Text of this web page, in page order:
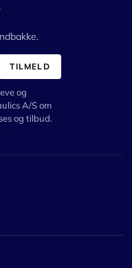
TILMELD
og
A/S om
og tilbud.